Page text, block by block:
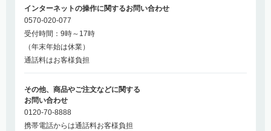
インターネットの操作に関するお問い合わせ
0570-020-077
受付時間：9時～17時
（年末年始は休業）
通話料はお客様負担
その他、商品やご注文などに関する
お問い合わせ
0120-70-8888
携帯電話からは通話料お客様負担